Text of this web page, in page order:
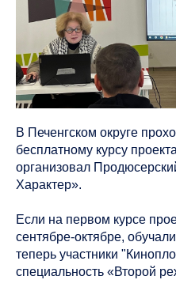
В Печенгском округе
бесплатному курсу
организовал
Характер».
Если на первом курсе
сентябре-октябре,
теперь участники
специальность «Второй